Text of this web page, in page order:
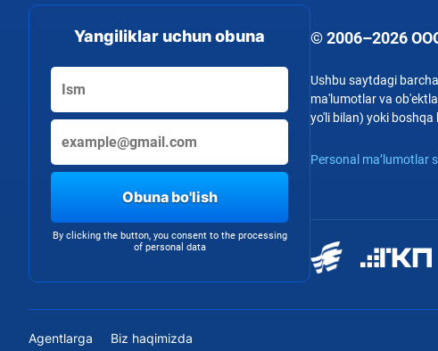
Yangiliklar uchun obuna
Obuna bo'lish
By clicking the button, you consent to the processing
of personal data
© 2006–2026
Ushbu saytdagi
ma'lumotlar va
yo'li bilan) yoki
Personal ma’lumotlar
Agentlarga Biz haqimizda